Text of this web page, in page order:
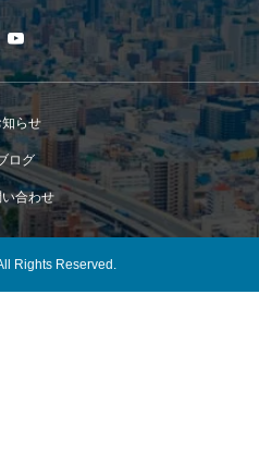
知らせ
ログ
い合わせ
Rights Reserved.